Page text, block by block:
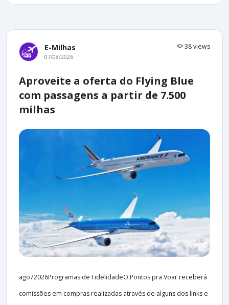
E-Milhas 38 views
07/08/2026
Aproveite a oferta do Flying Blue
com passagens a partir de 7.500
milhas
ago72026Programas de FidelidadeO Pontos pra Voar receberá
comissões em compras realizadas através de alguns dos links e